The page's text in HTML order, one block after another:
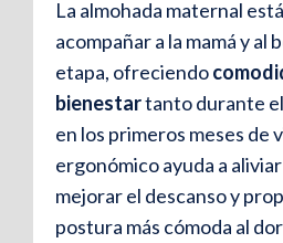
La almohada maternal
acompañar a la mamá y al
etapa, ofreciendo
bienestartanto durante
en los primeros meses de
ergonómico ayuda a
mejorar el descanso y
postura más cómoda al